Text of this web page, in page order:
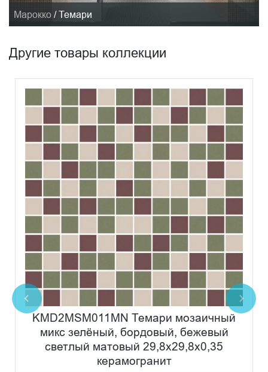
Марокко / Темари
Другие товары коллекции
KMD2MSM011MN Темари мозаичный
микс зелёный, бордовый, бежевый
светлый матовый 29,8x29,8x0,35
керамогранит